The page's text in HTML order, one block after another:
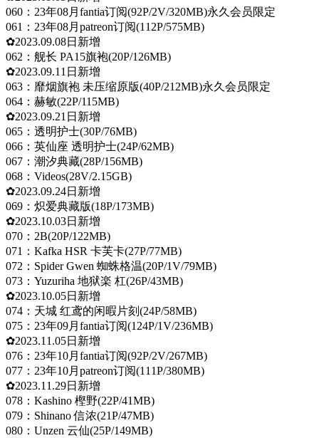
060：23年08月fantia订阅(92P/2V/320MB)永久会员限定
061：23年08月patreon订阅(112P/575MB)
✿2023.09.08日新增
062：舰长 PA15旗袍(20P/126MB)
✿2023.09.11日新增
063：靡烟旗袍 未压缩原版(40P/212MB)永久会员限定
064：赫敏(22P/115MB)
✿2023.09.21日新增
065：透明护士(30P/76MB)
066：英仙座 透明护士(24P/62MB)
067：潮汐典藏(28P/156MB)
068：Videos(28V/2.15GB)
✿2023.09.24日新增
069：炽爱典藏版(18P/173MB)
✿2023.10.03日新增
070：2B(20P/122MB)
071：Kafka HSR 卡芙卡(27P/77MB)
072：Spider Gwen 蜘蛛格温(20P/1V/79MB)
073：Yuzuriha 地狱楽 杠(26P/43MB)
✿2023.10.05日新增
074：天城 红鸢的闲暇片刻(24P/58MB)
075：23年09月fantia订阅(124P/1V/236MB)
✿2023.11.05日新增
076：23年10月fantia订阅(92P/2V/267MB)
077：23年10月patreon订阅(111P/380MB)
✿2023.11.29日新增
078：Kashino 樫野(22P/41MB)
079：Shinano 信浓(21P/47MB)
080：Unzen 云仙(25P/149MB)